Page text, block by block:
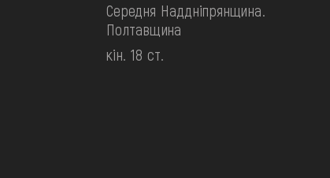
Середня Наддніпрянщина.
Полтавщина
кін. 18 ст.